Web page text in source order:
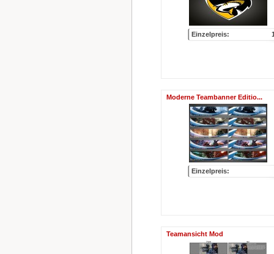
Einzelpreis:
Moderne Teambanner Editio...
Einzelpreis:
Teamansicht Mod